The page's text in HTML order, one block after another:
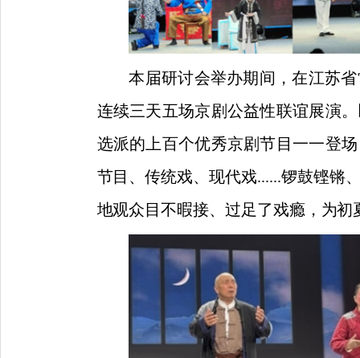
本届研讨会举办期间，在江苏
连续三天五场京剧公益性联谊展演
选派的上百个优秀京剧节目一一登
节目、传统戏、现代戏......锣鼓铿锵
地观众目不暇接、过足了戏瘾，为